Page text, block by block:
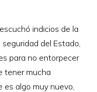
indicios de la
del Estado,
para no entorpecer
tener mucha
algo muy nuevo,